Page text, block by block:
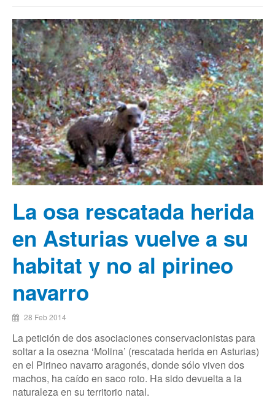
La osa rescatada herida
en Asturias vuelve a su
habitat y no al pirineo
navarro
28 Feb 2014
La petición de dos asociaciones conservacionistas para
soltar a la osezna ‘Molina’ (rescatada herida en Asturias)
en el Pirineo navarro aragonés, donde sólo viven dos
machos, ha caído en saco roto. Ha sido devuelta a la
naturaleza en su territorio natal.